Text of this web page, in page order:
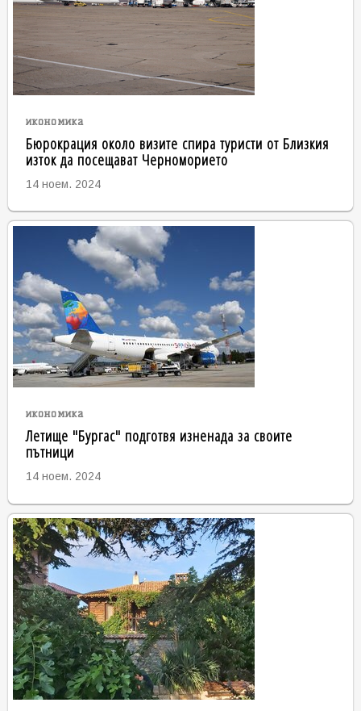
икономика
Бюрокрация около визите спира туристи от Близкия
изток да посещават Черноморието
14 ноем. 2024
икономика
Летище "Бургас" подготвя изненада за своите
пътници
14 ноем. 2024